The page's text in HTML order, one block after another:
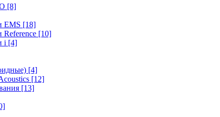
[8]
EMS [18]
Reference [10]
i [4]
[4]
[12]
[13]